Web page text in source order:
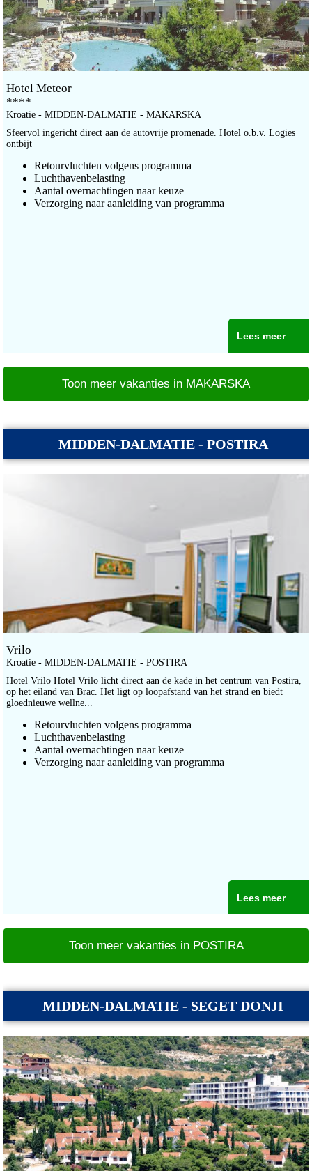
Hotel Meteor
****
Kroatie - MIDDEN-DALMATIE - MAKARSKA
Sfeervol ingericht direct aan de autovrije promenade. Hotel o.b.v. Logies
ontbijt
Retourvluchten volgens programma
Luchthavenbelasting
Aantal overnachtingen naar keuze
Verzorging naar aanleiding van programma
Lees meer
Toon meer vakanties in MAKARSKA
MIDDEN-DALMATIE - POSTIRA
Vrilo
Kroatie - MIDDEN-DALMATIE - POSTIRA
Hotel Vrilo Hotel Vrilo licht direct aan de kade in het centrum van Postira,
op het eiland van Brac. Het ligt op loopafstand van het strand en biedt
gloednieuwe wellne...
Retourvluchten volgens programma
Luchthavenbelasting
Aantal overnachtingen naar keuze
Verzorging naar aanleiding van programma
Lees meer
Toon meer vakanties in POSTIRA
MIDDEN-DALMATIE - SEGET DONJI